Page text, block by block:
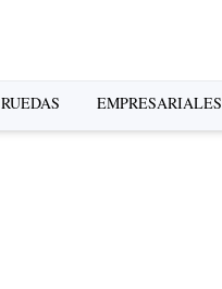
RUEDAS EMPRESARIALES
semana